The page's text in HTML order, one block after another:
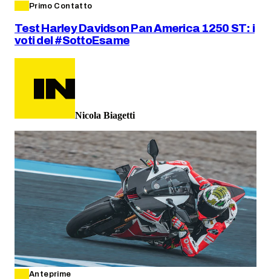
Primo Contatto
Test Harley Davidson Pan America 1250 ST: i
voti del #SottoEsame
Nicola Biagetti
Anteprime